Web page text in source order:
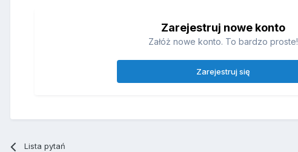
Zarejestruj nowe konto
Załóż nowe konto. To bardzo proste!
Zarejestruj się
Lista pytań